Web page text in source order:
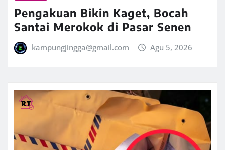
Pengakuan Bikin Kaget, Bocah
Santai Merokok di Pasar Senen
kampungjingga@gmail.com Agu 5, 2026